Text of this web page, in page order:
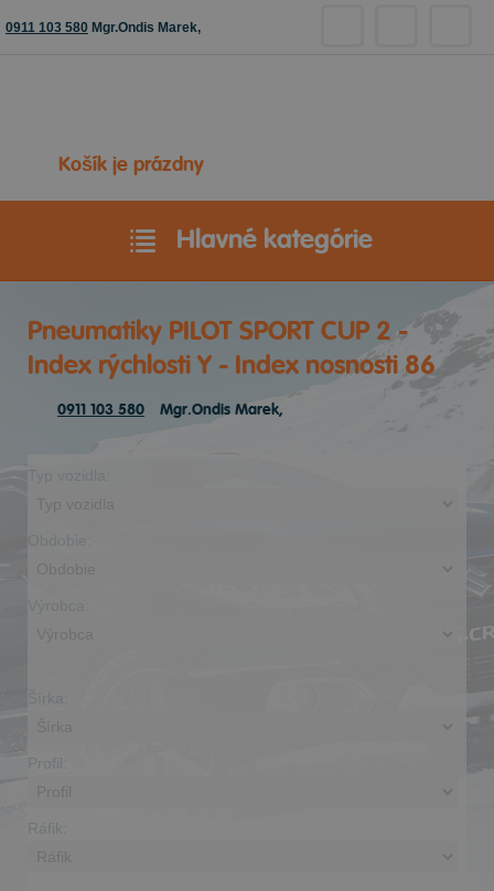
0911 103 580 Mgr.Ondis Marek,
Košík je prázdny
Hlavné kategórie
Pneumatiky PILOT SPORT CUP 2 -
Index rýchlosti Y - Index nosnosti 86
0911 103 580 Mgr.Ondis Marek,
Typ vozidla:
Profil:
Ráfik: